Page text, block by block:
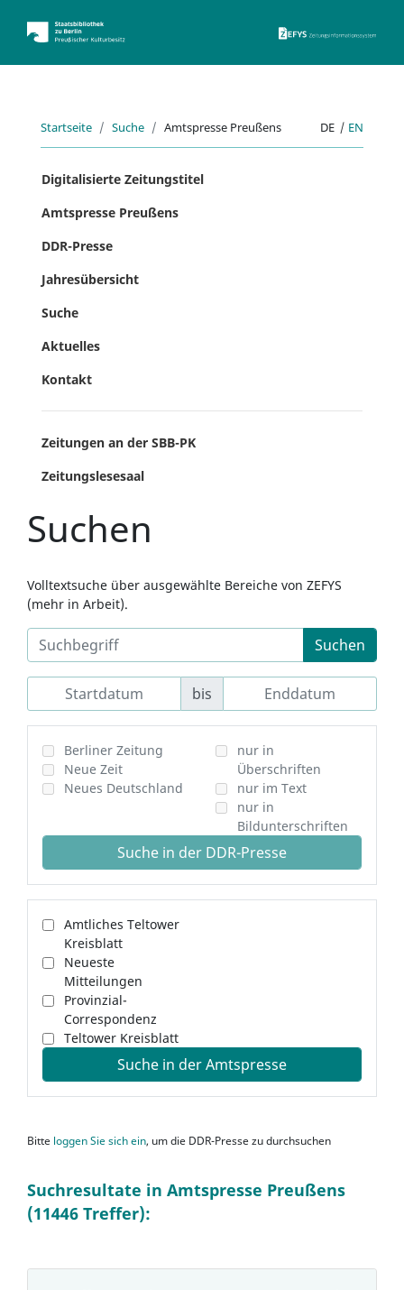
Startseite Suche Amtspresse Preußens DE | EN
Digitalisierte Zeitungstitel
Amtspresse Preußens
DDR-Presse
Jahresübersicht
Suche
Aktuelles
Kontakt
Zeitungen an der SBB-PK
Zeitungslesesaal
Suchen
Volltextsuche über ausgewählte Bereiche von ZEFYS
(mehr in Arbeit).
Suchen
bis
Berliner Zeitung
Neue Zeit
Neues Deutschland
nur in
Überschriften
nur im Text
nur in
Bildunterschriften
Suche in der DDR-Presse
Amtliches Teltower
Kreisblatt
Neueste
Mitteilungen
Provinzial-
Correspondenz
Teltower Kreisblatt
Suche in der Amtspresse
Bitte loggen Sie sich ein, um die DDR-Presse zu durchsuchen
Suchresultate in Amtspresse Preußens
(11446 Treffer):